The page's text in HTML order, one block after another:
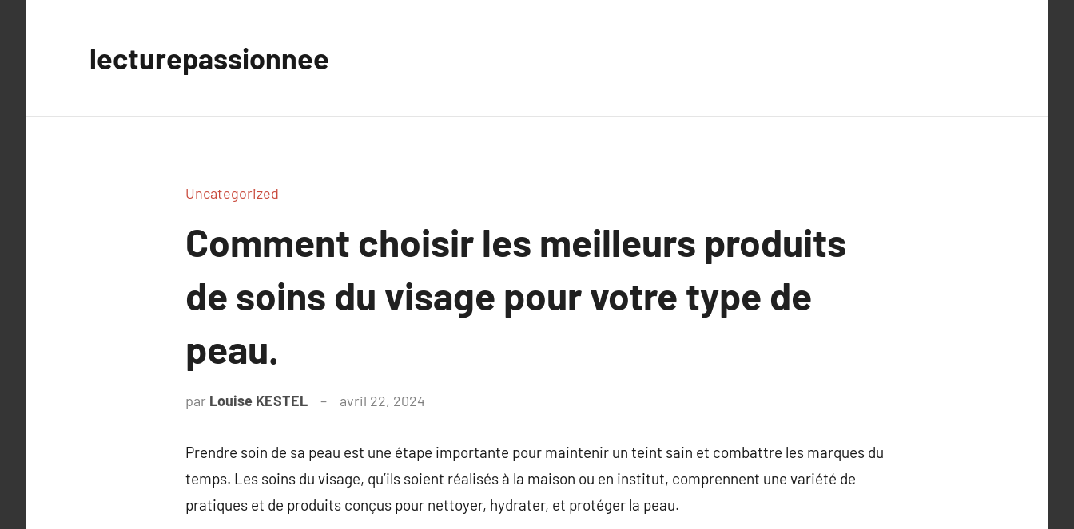
lecturepassionnee
Uncategorized
Comment choisir les meilleurs produits
de soins du visage pour votre type de
peau.
par Louise KESTEL avril 22, 2024
Prendre soin de sa peau est une étape importante pour maintenir un teint sain et combattre les marques du
temps. Les soins du visage, qu’ils soient réalisés à la maison ou en institut, comprennent une variété de
pratiques et de produits conçus pour nettoyer, hydrater, et protéger la peau.